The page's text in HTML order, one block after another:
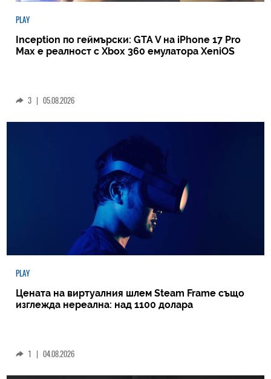
PLAY
Inception по геймърски: GTA V на iPhone 17 Pro
Max е реалност с Xbox 360 емулатора XeniOS
3 | 05.08.2026
PLAY
Цената на виртуалния шлем Steam Frame също
изглежда нереална: над 1100 долара
1 | 04.08.2026